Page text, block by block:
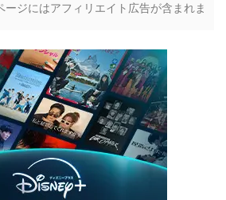
ージにはアフィリエイト広告が含まれま